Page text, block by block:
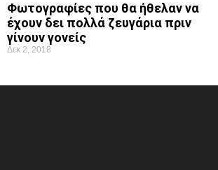
Φωτογραφίες που θα ήθελαν να
έχουν δει πολλά ζευγάρια πριν
γίνουν γονείς
Δεκ 2, 2018